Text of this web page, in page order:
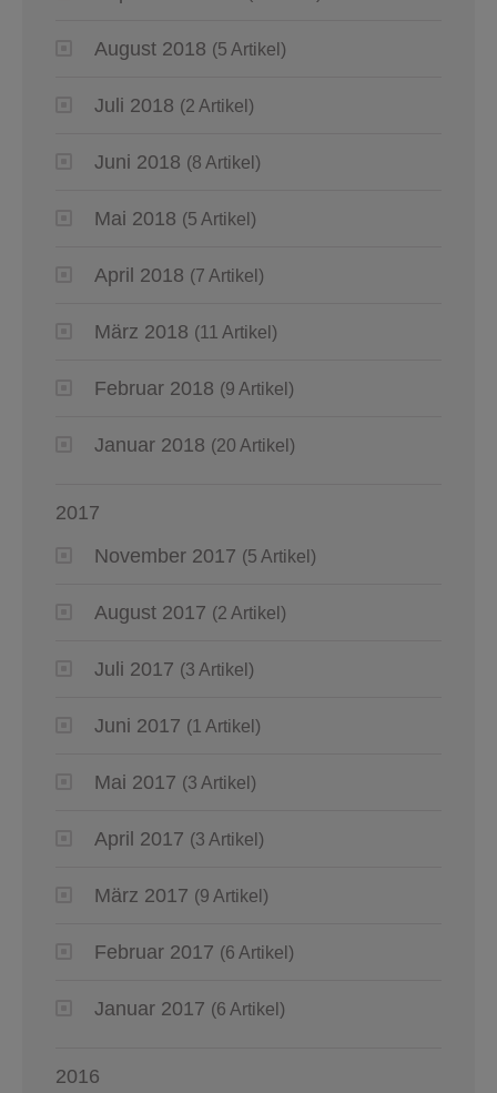
August 2018 (5 Artikel)
Juli 2018 (2 Artikel)
Juni 2018 (8 Artikel)
Mai 2018 (5 Artikel)
April 2018 (7 Artikel)
März 2018 (11 Artikel)
Februar 2018 (9 Artikel)
Januar 2018 (20 Artikel)
2017
November 2017 (5 Artikel)
August 2017 (2 Artikel)
Juli 2017 (3 Artikel)
Juni 2017 (1 Artikel)
Mai 2017 (3 Artikel)
April 2017 (3 Artikel)
März 2017 (9 Artikel)
Februar 2017 (6 Artikel)
Januar 2017 (6 Artikel)
2016